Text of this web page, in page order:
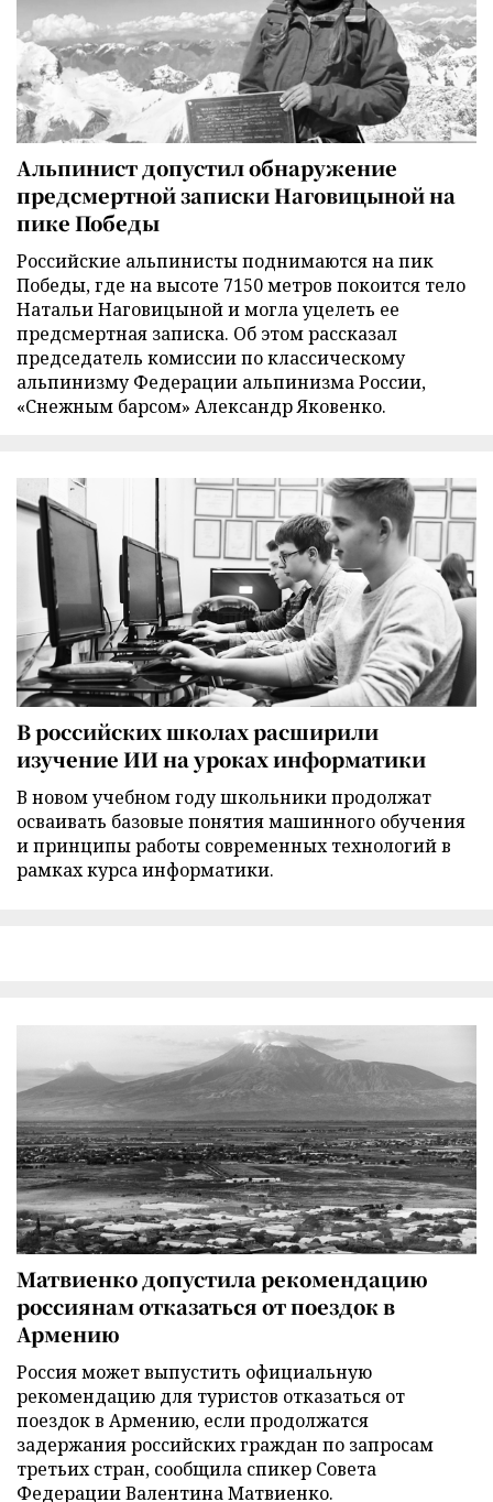
Альпинист допустил обнаружение
предсмертной записки Наговицыной на
пике Победы
Российские альпинисты поднимаются на пик
Победы, где на высоте 7150 метров покоится тело
Натальи Наговицыной и могла уцелеть ее
предсмертная записка. Об этом рассказал
председатель комиссии по классическому
альпинизму Федерации альпинизма России,
«Снежным барсом» Александр Яковенко.
В российских школах расширили
изучение ИИ на уроках информатики
В новом учебном году школьники продолжат
осваивать базовые понятия машинного обучения
и принципы работы современных технологий в
рамках курса информатики.
Матвиенко допустила рекомендацию
россиянам отказаться от поездок в
Армению
Россия может выпустить официальную
рекомендацию для туристов отказаться от
поездок в Армению, если продолжатся
задержания российских граждан по запросам
третьих стран, сообщила спикер Совета
Федерации Валентина Матвиенко.